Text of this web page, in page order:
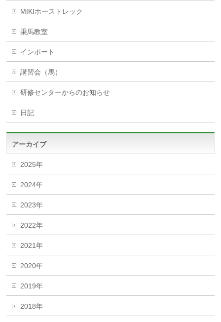
MIKIホーストレック
乗馬教室
インポート
講習会（馬）
研修センターからのお知らせ
日記
アーカイブ
2025年
2024年
2023年
2022年
2021年
2020年
2019年
2018年